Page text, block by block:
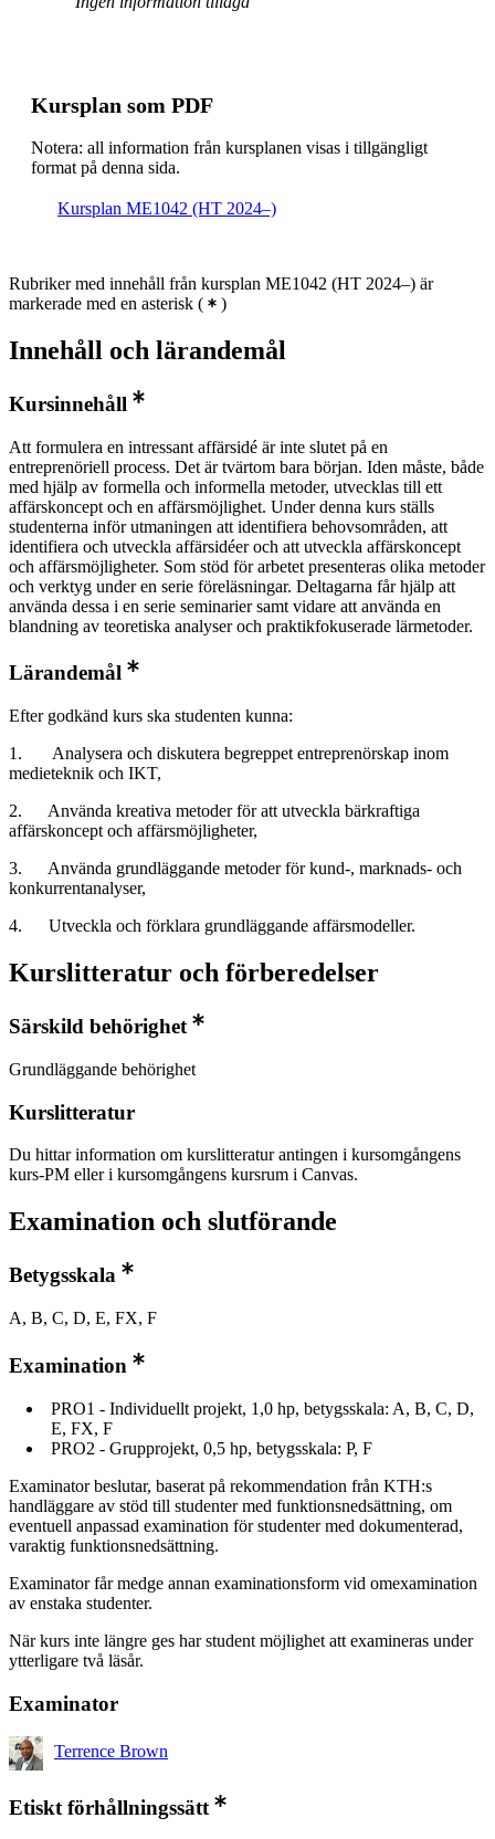
Kursplan som PDF
Notera: all information från kursplanen visas i tillgängligt
format på denna sida.
Kursplan ME1042 (HT 2024–)
Rubriker med innehåll från kursplan ME1042 (HT 2024–) är
markerade med en asterisk ( )
Innehåll och lärandemål
Kursinnehåll
Att formulera en intressant affärsidé är inte slutet på en
entreprenöriell process. Det är tvärtom bara början. Iden måste, både
med hjälp av formella och informella metoder, utvecklas till ett
affärskoncept och en affärsmöjlighet. Under denna kurs ställs
studenterna inför utmaningen att identifiera behovsområden, att
identifiera och utveckla affärsidéer och att utveckla affärskoncept
och affärsmöjligheter. Som stöd för arbetet presenteras olika metoder
och verktyg under en serie föreläsningar. Deltagarna får hjälp att
använda dessa i en serie seminarier samt vidare att använda en
blandning av teoretiska analyser och praktikfokuserade lärmetoder.
Lärandemål
Efter godkänd kurs ska studenten kunna:
1. Analysera och diskutera begreppet entreprenörskap inom
medieteknik och IKT,
2. Använda kreativa metoder för att utveckla bärkraftiga
affärskoncept och affärsmöjligheter,
3. Använda grundläggande metoder för kund-, marknads- och
konkurrentanalyser,
4. Utveckla och förklara grundläggande affärsmodeller.
Kurslitteratur och förberedelser
Särskild behörighet
Grundläggande behörighet
Kurslitteratur
Du hittar information om kurslitteratur antingen i kursomgångens
kurs-PM eller i kursomgångens kursrum i Canvas.
Examination och slutförande
Betygsskala
A, B, C, D, E, FX, F
Examination
PRO1 - Individuellt projekt, 1,0 hp, betygsskala: A, B, C, D,
E, FX, F
PRO2 - Grupprojekt, 0,5 hp, betygsskala: P, F
Examinator beslutar, baserat på rekommendation från KTH:s
handläggare av stöd till studenter med funktionsnedsättning, om
eventuell anpassad examination för studenter med dokumenterad,
varaktig funktionsnedsättning.
Examinator får medge annan examinationsform vid omexamination
av enstaka studenter.
När kurs inte längre ges har student möjlighet att examineras under
ytterligare två läsår.
Examinator
Terrence Brown
Etiskt förhållningssätt